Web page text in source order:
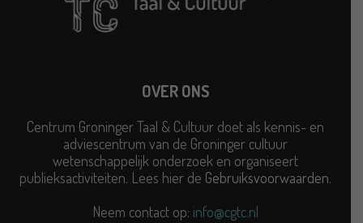
OVER ONS
Centrum Groninger Taal & Cultuur doet als kennis- en
adviescentrum van de Groninger cultuur
wetenschappelijk onderzoek en organiseert
publieksactiviteiten. Lees hier de Gebruiksvoorwaarden.
Neem contact op: info@cgtc.nl